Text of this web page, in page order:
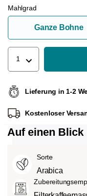
Mahlgrad
Ganze Bohne
1
Lieferung in 1-2
Kostenloser
Auf einen Blick
Sorte
Arabica